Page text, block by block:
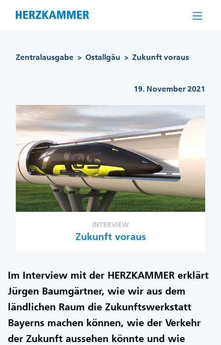
Zentralausgabe > Ostallgäu > Zukunft voraus
19. November 2021
INTERVIEW
Zukunft voraus
Im Interview mit der HERZKAMMER erklärt
Jürgen Baumgärtner, wie wir aus dem
ländlichen Raum die Zukunftswerkstatt
Bayerns machen können, wie der Verkehr
der Zukunft aussehen könnte und wie